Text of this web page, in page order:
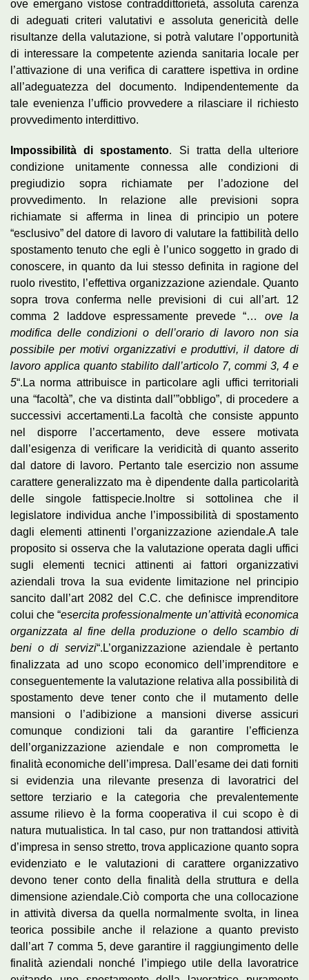
ove emergano vistose contraddittorietà, assoluta carenza
di adeguati criteri valutativi e assoluta genericità delle
risultanze della valutazione, si potrà valutare l’opportunità
di interessare la competente azienda sanitaria locale per
l’attivazione di una verifica di carattere ispettiva in ordine
all’adeguatezza del documento. Indipendentemente da
tale evenienza l’ufficio provvedere a rilasciare il richiesto
provvedimento interdittivo.
Impossibilità di spostamento. Si tratta della ulteriore
condizione unitamente connessa alle condizioni di
pregiudizio sopra richiamate per l’adozione del
provvedimento. In relazione alle previsioni sopra
richiamate si afferma in linea di principio un potere
“esclusivo” del datore di lavoro di valutare la fattibilità dello
spostamento tenuto che egli è l’unico soggetto in grado di
conoscere, in quanto da lui stesso definita in ragione del
ruolo rivestito, l’effettiva organizzazione aziendale. Quanto
sopra trova conferma nelle previsioni di cui all’art. 12
comma 2 laddove espressamente prevede “… ove la
modifica delle condizioni o dell’orario di lavoro non sia
possibile per motivi organizzativi e produttivi, il datore di
lavoro applica quanto stabilito dall’articolo 7, commi 3, 4 e
5“.La norma attribuisce in particolare agli uffici territoriali
una “facoltà”, che va distinta dall’”obbligo”, di procedere a
successivi accertamenti.La facoltà che consiste appunto
nel disporre l’accertamento, deve essere motivata
dall’esigenza di verificare la veridicità di quanto asserito
dal datore di lavoro. Pertanto tale esercizio non assume
carattere generalizzato ma è dipendente dalla particolarità
delle singole fattispecie.Inoltre si sottolinea che il
legislatore individua anche l’impossibilità di spostamento
dagli elementi attinenti l’organizzazione aziendale.A tale
proposito si osserva che la valutazione operata dagli uffici
sugli elementi tecnici attinenti ai fattori organizzativi
aziendali trova la sua evidente limitazione nel principio
sancito dall’art 2082 del C.C. che definisce imprenditore
colui che “esercita professionalmente un’attività economica
organizzata al fine della produzione o dello scambio di
beni o di servizi“.L’organizzazione aziendale è pertanto
finalizzata ad uno scopo economico dell’imprenditore e
conseguentemente la valutazione relativa alla possibilità di
spostamento deve tener conto che il mutamento delle
mansioni o l’adibizione a mansioni diverse assicuri
comunque condizioni tali da garantire l’efficienza
dell’organizzazione aziendale e non comprometta le
finalità economiche dell’impresa. Dall’esame dei dati forniti
si evidenzia una rilevante presenza di lavoratrici del
settore terziario e la categoria che prevalentemente
assume rilievo è la forma cooperativa il cui scopo è di
natura mutualistica. In tal caso, pur non trattandosi attività
d’impresa in senso stretto, trova applicazione quanto sopra
evidenziato e le valutazioni di carattere organizzativo
devono tener conto della finalità della struttura e della
dimensione aziendale.Ciò comporta che una collocazione
in attività diversa da quella normalmente svolta, in linea
teorica possibile anche il relazione a quanto previsto
dall’art 7 comma 5, deve garantire il raggiungimento delle
finalità aziendali nonché l’impiego utile della lavoratrice